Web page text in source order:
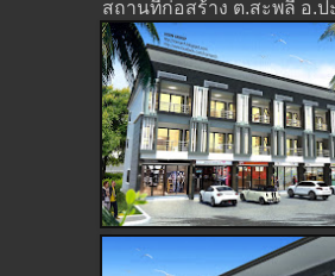
สถานที่ก่อสร้าง ต.สะพลี อ.ป